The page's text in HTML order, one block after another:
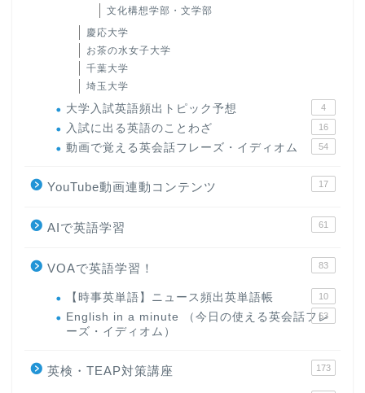
文化構想学部・文学部
慶応大学
お茶の水女子大学
千葉大学
埼玉大学
大学入試英語頻出トピック予想 4
入試に出る英語のことわざ 16
動画で覚える英会話フレーズ・イディオム 54
YouTube動画連動コンテンツ 17
AIで英語学習 61
VOAで英語学習！ 83
【時事英単語】ニュース頻出英単語帳 10
English in a minute （今日の使える英会話フレ
ーズ・イディオム）
63
英検・TEAP対策講座 173